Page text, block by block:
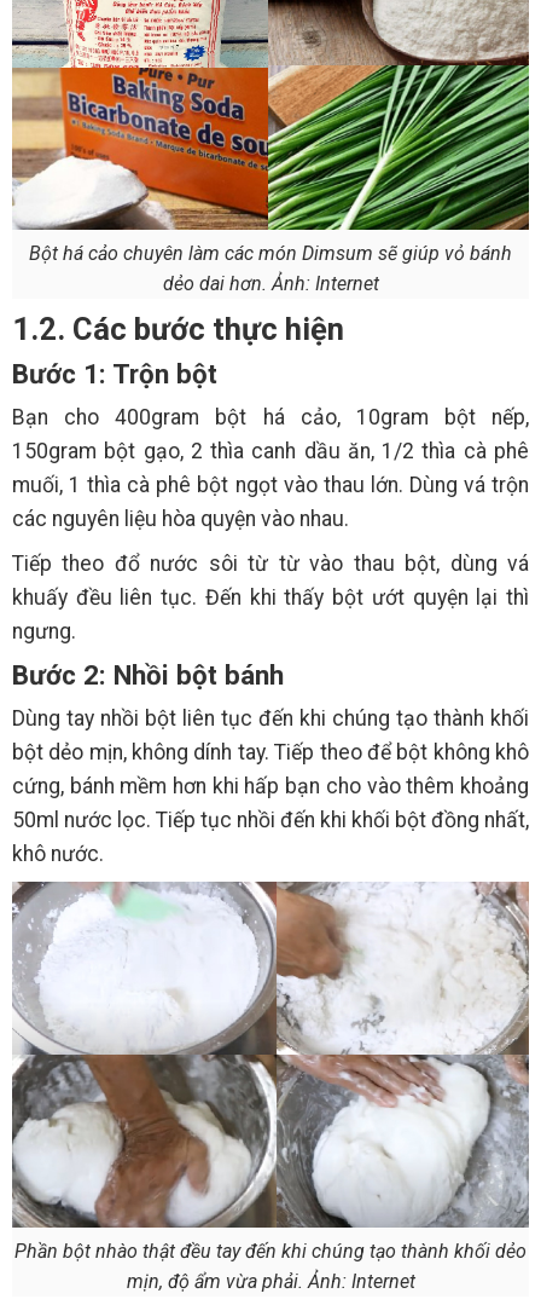
Bột há cảo chuyên làm các món Dimsum sẽ giúp vỏ bánh
dẻo dai hơn. Ảnh: Internet
1.2. Các bước thực hiện
Bước 1: Trộn bột
Bạn cho 400gram bột há cảo, 10gram bột nếp,
150gram bột gạo, 2 thìa canh dầu ăn, 1/2 thìa cà phê
muối, 1 thìa cà phê bột ngọt vào thau lớn. Dùng vá trộn
các nguyên liệu hòa quyện vào nhau.
Tiếp theo đổ nước sôi từ từ vào thau bột, dùng vá
khuấy đều liên tục. Đến khi thấy bột ướt quyện lại thì
ngưng.
Bước 2: Nhồi bột bánh
Dùng tay nhồi bột liên tục đến khi chúng tạo thành khối
bột dẻo mịn, không dính tay. Tiếp theo để bột không khô
cứng, bánh mềm hơn khi hấp bạn cho vào thêm khoảng
50ml nước lọc. Tiếp tục nhồi đến khi khối bột đồng nhất,
khô nước.
Phần bột nhào thật đều tay đến khi chúng tạo thành khối dẻo
mịn, độ ẩm vừa phải. Ảnh: Internet